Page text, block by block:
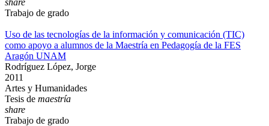
share
Trabajo de grado
Uso de las tecnologías de la información y comunicación (TIC)
como apoyo a alumnos de la Maestría en Pedagogía de la FES
Aragón UNAM
Rodríguez López, Jorge
2011
Artes y Humanidades
Tesis de maestría
share
Trabajo de grado